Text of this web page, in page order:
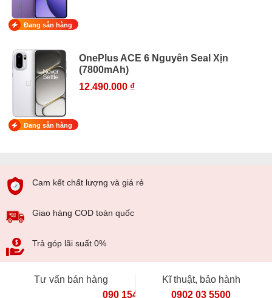
Đang sẵn hàng
OnePlus ACE 6 Nguyên Seal Xịn
(7800mAh)
12.490.000 ₫
Đang sẵn hàng
Cam kết chất lượng và giá rẻ
Giao hàng COD toàn quốc
Trả góp lãi suất 0%
Tư vấn bán hàng
090 154 8866
Kĩ thuật, bảo hành
0902 03 5500